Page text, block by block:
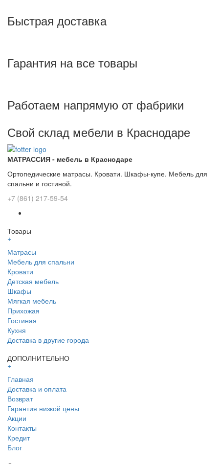
Быстрая доставка
Гарантия на все товары
Работаем напрямую от фабрики
Свой склад мебели в Краснодаре
МАТРАССИЯ - мебель в Краснодаре
Ортопедические матрасы. Кровати. Шкафы-купе. Мебель для
спальни и гостиной.
+7 (861) 217-59-54
Товары
+
Матрасы
Мебель для спальни
Кровати
Детская мебель
Шкафы
Мягкая мебель
Прихожая
Гостиная
Кухня
Доставка в другие города
ДОПОЛНИТЕЛЬНО
+
Главная
Доставка и оплата
Возврат
Гарантия низкой цены
Акции
Контакты
Кредит
Блог